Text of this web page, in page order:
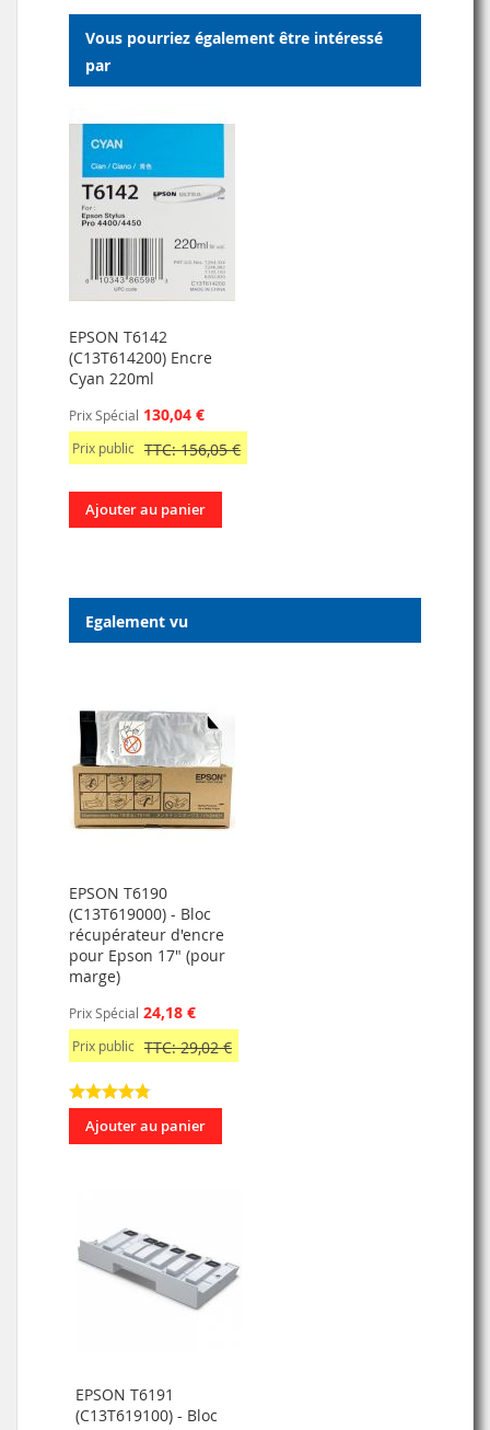
D’ENVIE
Vous pourriez également être intéressé
par
EPSON T6142
(C13T614200) Encre
Cyan 220ml
Prix Spécial 130,04 €
Prix public TTC: 156,05 €
Ajouter au panier
Egalement vu
EPSON T6190
(C13T619000) - Bloc
récupérateur d'encre
pour Epson 17" (pour
marge)
Prix Spécial 24,18 €
Prix public TTC: 29,02 €
Ajouter au panier
EPSON T6191
(C13T619100) - Bloc